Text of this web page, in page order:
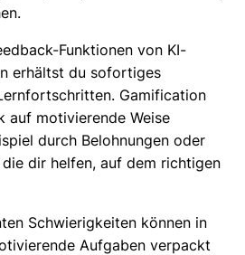
Funktionen von KI-
erhältst du sofortiges
Gamification
auf motivierende Weise
durch Belohnungen oder
dir helfen, auf dem richtigen
Schwierigkeiten können in
Aufgaben verpackt